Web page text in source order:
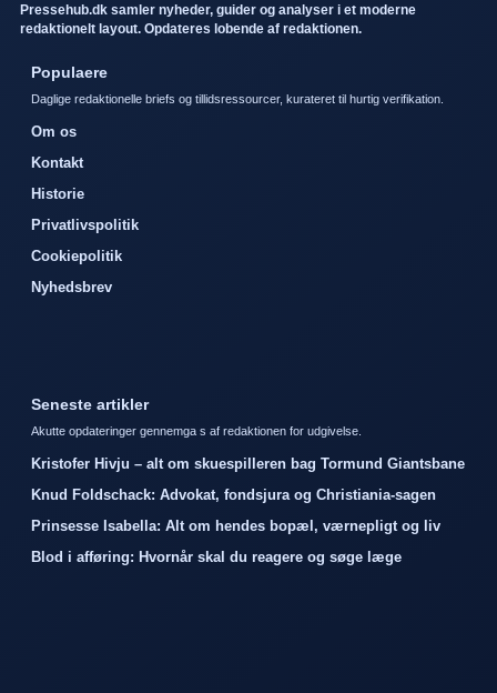
Pressehub.dk samler nyheder, guider og analyser i et moderne
redaktionelt layout. Opdateres lobende af redaktionen.
Populaere
Daglige redaktionelle briefs og tillidsressourcer, kurateret til hurtig verifikation.
Om os
Kontakt
Historie
Privatlivspolitik
Cookiepolitik
Nyhedsbrev
Seneste artikler
Akutte opdateringer gennemga s af redaktionen for udgivelse.
Kristofer Hivju – alt om skuespilleren bag Tormund Giantsbane
Knud Foldschack: Advokat, fondsjura og Christiania-sagen
Prinsesse Isabella: Alt om hendes bopæl, værnepligt og liv
Blod i afføring: Hvornår skal du reagere og søge læge